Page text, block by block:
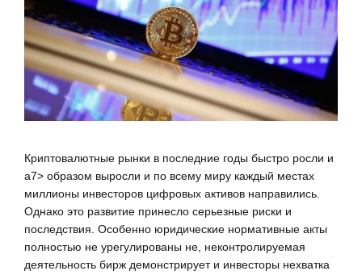
Криптовалютные рынки в последние годы быстро росли и
a7> образом выросли и по всему миру каждый местах
миллионы инвесторов цифровых активов направились.
Однако это развитие принесло серьезные риски и
последствия. Особенно юридические нормативные акты
полностью не урегулированы не, неконтролируемая
деятельность бирж демонстрирует и инвесторы нехватка